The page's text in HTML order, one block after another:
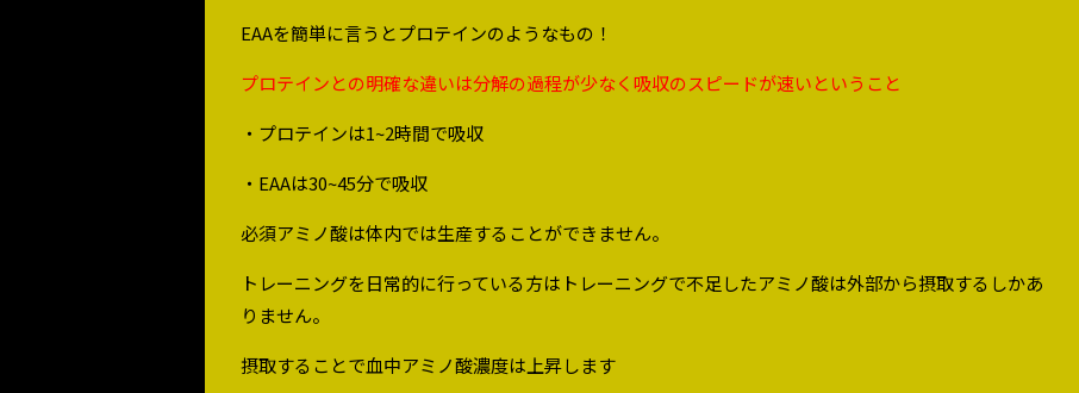
EAAを簡単に言うとプロテインのようなもの！
プロテインとの明確な違いは分解の過程が少なく吸収のスピードが速いということ
・プロテインは1~2時間で吸収
・EAAは30~45分で吸収
必須アミノ酸は体内では生産することができません。
トレーニングを日常的に行っている方はトレーニングで不足したアミノ酸は外部から摂取するしかあ
りません。
摂取することで血中アミノ酸濃度は上昇します